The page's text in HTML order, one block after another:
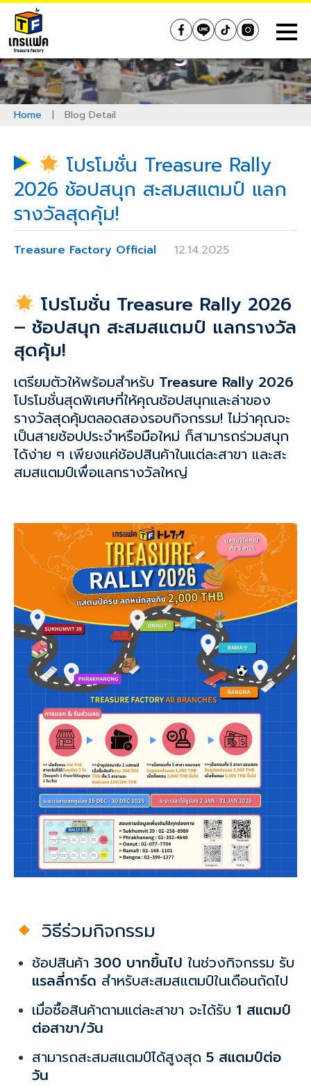
Skip
content
Treasure Factory (Thailand)
Blog
Home | Blog Detail
โปรโมชั่น Treasure Rally
2026 ช้อปสนุก สะสมสแตมป์ แลก
รางวัลสุดคุ้ม!
Treasure Factory Official 12.14.2025
โปรโมชั่น Treasure Rally 2026
– ช้อปสนุก สะสมสแตมป์ แลกรางวัล
สุดคุ้ม!
เตรียมตัวให้พร้อมสำหรับ Treasure Rally 2026
โปรโมชั่นสุดพิเศษที่ให้คุณช้อปสนุกและล่าของ
รางวัลสุดคุ้มตลอดสองรอบกิจกรรม! ไม่ว่าคุณจะ
เป็นสายช้อปประจำหรือมือใหม่ ก็สามารถร่วมสนุก
ได้ง่าย ๆ เพียงแค่ช้อปสินค้าในแต่ละสาขา และสะ
สมสแตมป์เพื่อแลกรางวัลใหญ่
วิธีร่วมกิจกรรม
ช้อปสินค้า 300 บาทขึ้นไป ในช่วงกิจกรรม รับ
แรลลี่การ์ด สำหรับสะสมสแตมป์ในเดือนถัดไป
เมื่อซื้อสินค้าตามแต่ละสาขา จะได้รับ 1 สแตมป์
ต่อสาขา/วัน
สามารถสะสมสแตมป์ได้สูงสุด5 สแตมป์ต่อ
วัน